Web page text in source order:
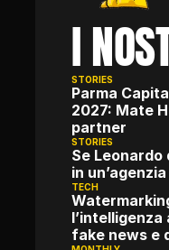
I
STORIES
Parma
2027: Mate
partner
STORIES
Se
in
TECH
fake news e